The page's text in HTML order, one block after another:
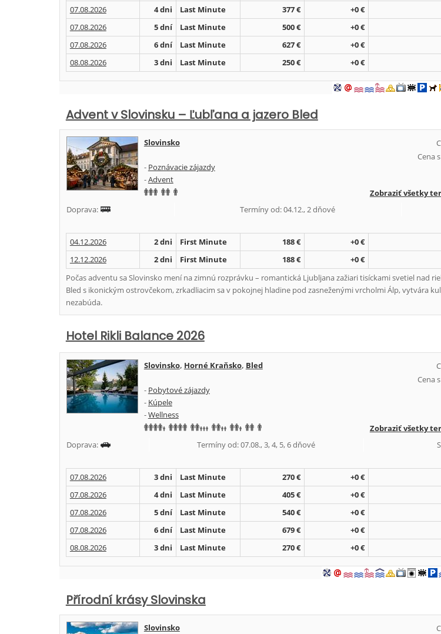
07.08.2026
4 dni Last Minute 377 €
+0 €
07.08.2026
5 dní Last Minute 500 €
+0 €
07.08.2026
6 dní Last Minute 627 €
+0 €
08.08.2026
3 dni Last Minute 250 € +0 €
Advent v Slovinsku – Ľubľana a jazero Bled
Cena
Slovinsko
- Poznávacie zájazdy
-Advent
Zobraziť všetky
Doprava:
Termíny od: 04.12., 2 dňové
04.12.2026 2 dni First Minute 188 €
+0 €
12.12.2026
2 dni First Minute 188 €
+0 €
Počas adventu sa Slovinsko mení na zimnú rozprávku – romantická Ljubljana zažiari tisíckami svetiel nad
Bled s ikonickým ostrovčekom, zrkadliacim sa v pokojnej hladine pod zasneženými vrcholmi Álp, vytvára
nezabúda.
Hotel Rikli Balance 2026
Cena
Slovinsko, Horné Kraňsko, Bled
- Pobytové zájazdy
- Kúpele
-Wellness
Zobraziť všetky
Doprava:
Termíny od: 07.08., 3, 4, 5, 6 dňové
07.08.2026 3 dni Last Minute 270 €
+0 €
07.08.2026
4 dni Last Minute 405 €
+0 €
07.08.2026
5 dní Last Minute 540 €
+0 €
07.08.2026
6 dní Last Minute 679 €
+0 €
08.08.2026
3 dni Last Minute 270 € +0 €
Přírodní krásy Slovinska
Slovinsko